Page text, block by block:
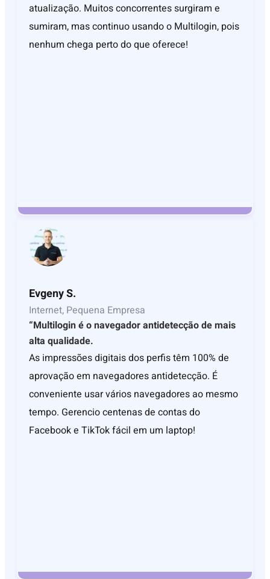
atualização. Muitos concorrentes surgiram e
sumiram, mas continuo usando o Multilogin, pois
nenhum chega perto do que oferece!
Evgeny S.
Internet, Pequena Empresa
“Multilogin é o navegador antidetecção de mais
alta qualidade.
As impressões digitais dos perfis têm 100% de
aprovação em navegadores antidetecção. É
conveniente usar vários navegadores ao mesmo
tempo. Gerencio centenas de contas do
Facebook e TikTok fácil em um laptop!